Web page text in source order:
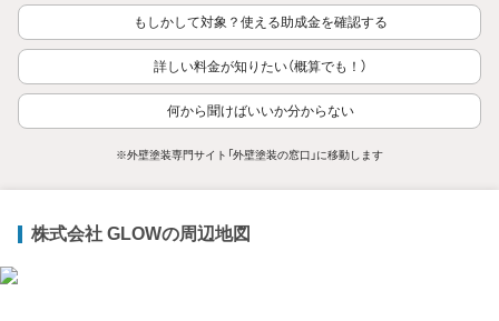
もしかして対象？使える助成金を確認する
詳しい料金が知りたい（概算でも！）
何から聞けばいいか分からない
※外壁塗装専門サイト「外壁塗装の窓口」に移動します
株式会社 GLOWの周辺地図